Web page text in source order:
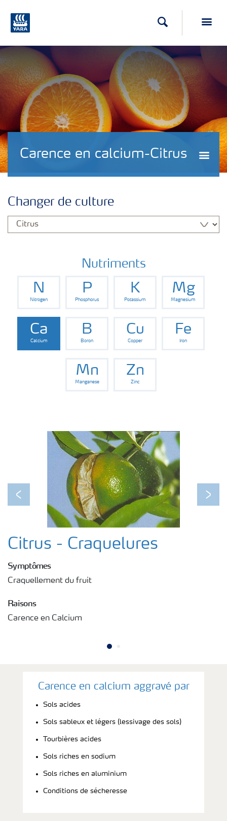
Recherche
Carence en calcium-Citrus
Changer de culture
Nutriments
N
Nitrogen
P
Phosphorus
K
Potassium
Mg
Magnesium
Ca
Calcium
B
Boron
Cu
Copper
Fe
Iron
Mn
Manganese
Zn
Zinc
Previous Next
Citrus - Craquelures
Symptômes
Craquellement du fruit
Raisons
Carence en Calcium
Carence en calcium aggravé par
Sols acides
Sols sableux et légers (lessivage des sols)
Tourbières acides
Sols riches en sodium
Sols riches en aluminium
Conditions de sécheresse